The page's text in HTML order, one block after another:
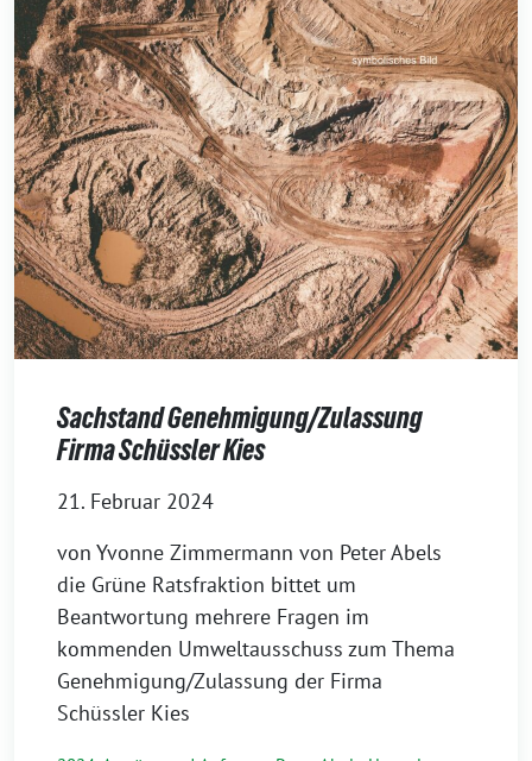
Sachstand Genehmigung/Zulassung
Firma Schüssler Kies
21. Februar 2024
von Yvonne Zimmermann von Peter Abels
die Grüne Ratsfraktion bittet um
Beantwortung mehrere Fragen im
kommenden Umweltausschuss zum Thema
Genehmigung/Zulassung der Firma
Schüssler Kies